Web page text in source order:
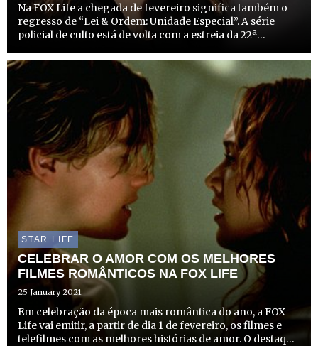
Na FOX Life a chegada de fevereiro significa também o
regresso de “Lei & Ordem: Unidade Especial”. A série
policial de culto está de volta com a estreia da 22ª
temporada a equipa de detetives de elite da Políci...
STAR LIFE
CELEBRAR O AMOR COM OS MELHORES
FILMES ROMÂNTICOS NA FOX LIFE
25 January 2021
Em celebração da época mais romântica do ano, a FOX
Life vai emitir, a partir de dia 1 de fevereiro, os filmes e
telefilmes com as melhores histórias de amor. O destaque